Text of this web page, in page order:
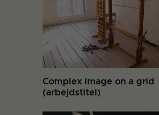
Complex image on a grid
(arbejdstitel)